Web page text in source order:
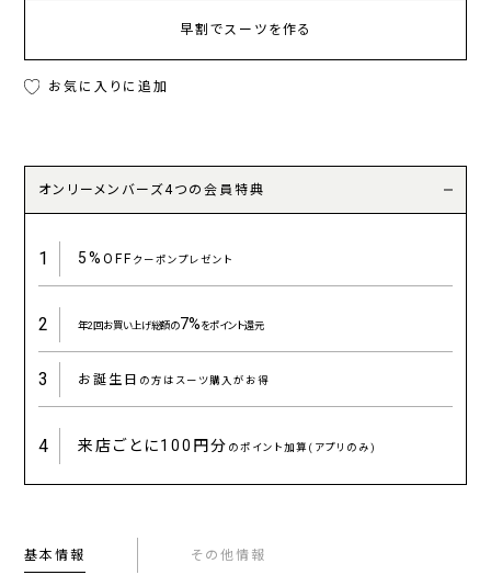
早割でスーツを作る
お気に入りに追加
オンリーメンバーズ4つの会員特典
1 5%OFFクーポンプレゼント
2 年2回お買い上げ総額の7%をポイント還元
3 お誕生日 の方はスーツ購入がお得
4 来店ごとに100円分 のポイント加算(アプリのみ)
基本情報 その他情報